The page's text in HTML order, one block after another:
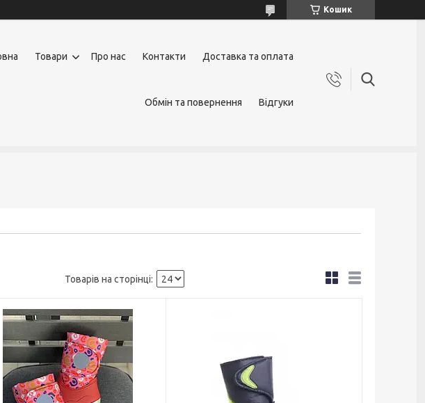
Кошик
Товари Про нас Контакти Доставка та оплата
Обмін та повернення Відгуки